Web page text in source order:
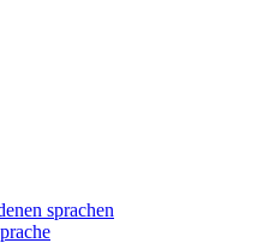
sprachen